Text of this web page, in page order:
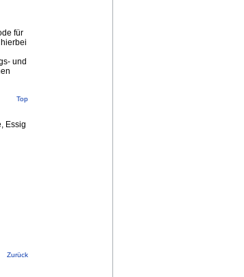
für
und
Top
Essig
Zurück